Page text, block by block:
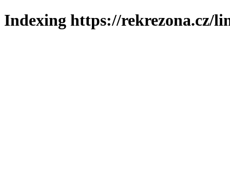
Indexing https://rekrezona.cz/